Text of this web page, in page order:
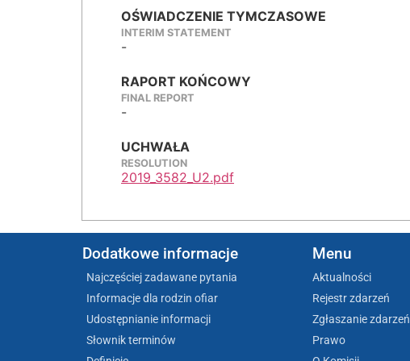
OŚWIADCZENIE TYMCZASOWE
INTERIM STATEMENT
-
RAPORT KOŃCOWY
FINAL REPORT
-
UCHWAŁA
RESOLUTION
2019_3582_U2.pdf
Dodatkowe informacje
Najczęściej zadawane pytania
Informacje dla rodzin ofiar
Udostępnianie informacji
Słownik terminów
Menu
Aktualności
Rejestr zdarzeń
Zgłaszanie zdarzeń
Prawo